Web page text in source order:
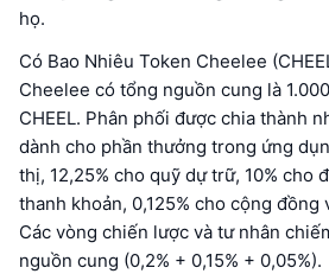
họ.
Có Bao Nhiêu Token Cheelee
Cheelee có tổng nguồn cung là
CHEEL. Phân phối được chia thành
dành cho phần thưởng trong ứng
thị, 12,25% cho quỹ dự trữ, 10% cho
thanh khoản, 0,125% cho cộng đồng
Các vòng chiến lược và tư nhân
nguồn cung (0,2% + 0,15% + 0,05%).